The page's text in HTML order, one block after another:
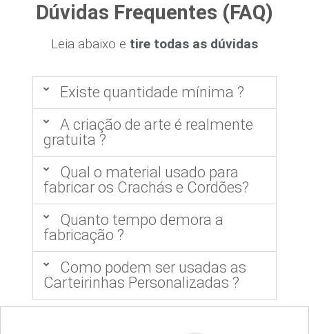
Dúvidas Frequentes (FAQ)
Leia abaixo e tire todas as dúvidas
Existe quantidade mínima ?
A criação de arte é realmente
gratuita ?
Qual o material usado para
fabricar os Crachás e Cordões?
Quanto tempo demora a
fabricação ?
Como podem ser usadas as
Carteirinhas Personalizadas ?